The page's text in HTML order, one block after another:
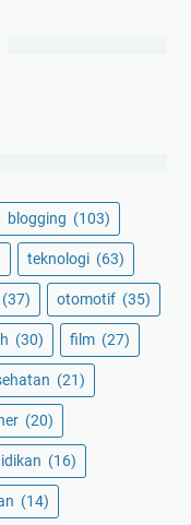
blogging (103)
teknologi (63)
(37) otomotif (35)
(30) film (27)
(21)
(20)
(16)
(14)